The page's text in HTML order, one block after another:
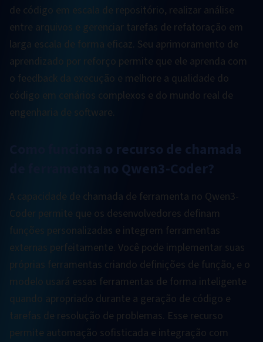
de código em escala de repositório, realizar análise
entre arquivos e gerenciar tarefas de refatoração em
larga escala de forma eficaz. Seu aprimoramento de
aprendizado por reforço permite que ele aprenda com
o feedback da execução e melhore a qualidade do
código em cenários complexos e do mundo real de
engenharia de software.
Como funciona o recurso de chamada
de ferramenta no Qwen3-Coder?
A capacidade de chamada de ferramenta no Qwen3-
Coder permite que os desenvolvedores definam
funções personalizadas e integrem ferramentas
externas perfeitamente. Você pode implementar suas
próprias ferramentas criando definições de função, e o
modelo usará essas ferramentas de forma inteligente
quando apropriado durante a geração de código e
tarefas de resolução de problemas. Esse recurso
permite automação sofisticada e integração com